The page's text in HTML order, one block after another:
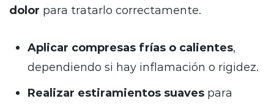
dolor para tratarlo correctamente.
Aplicar compresas frías o calientes,
dependiendo si hay inflamación o rigidez.
Realizar estiramientos suaves para